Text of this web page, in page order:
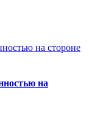
на